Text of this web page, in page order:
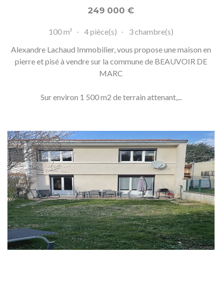
249 000 €
100 m² 4 pièce(s)
3 chambre(s)
Alexandre Lachaud Immobilier, vous propose une maison en
pierre et pisé à vendre sur la commune de BEAUVOIR DE
MARC
Sur environ 1 500 m2 de terrain attenant,...